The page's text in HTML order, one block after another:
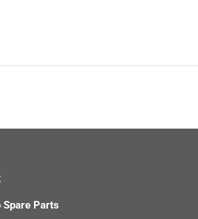
Spare Parts